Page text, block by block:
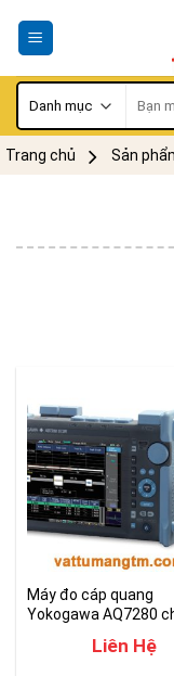
kiếm:
Trang chủ Sản
Máy đo cáp quang
Yokogawa AQ7280
Liên Hệ